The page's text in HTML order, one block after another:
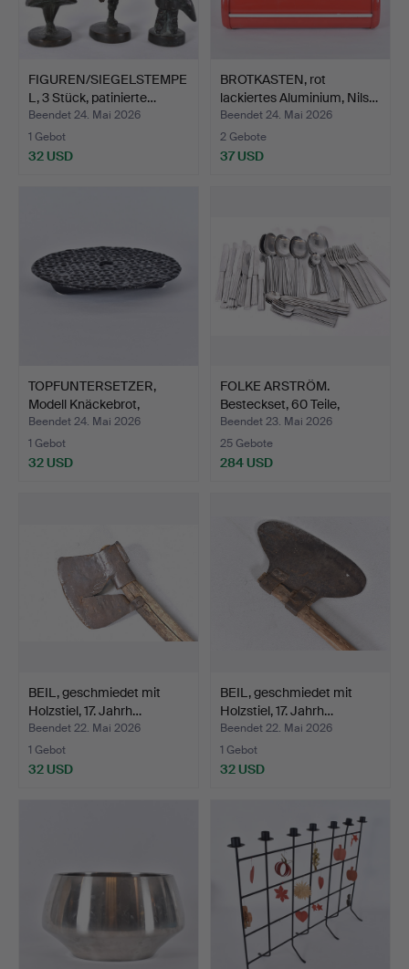
FIGUREN/SIEGELSTEMPE
L, 3 Stück, patinierte…
Beendet 24. Mai 2026
1 Gebot
32 USD
BROTKASTEN, rot
lackiertes Aluminium, Nils…
Beendet 24. Mai 2026
2 Gebote
37 USD
TOPFUNTERSETZER,
Modell Knäckebrot,
Gussei…
Beendet 24. Mai 2026
1 Gebot
32 USD
FOLKE ARSTRÖM.
Besteckset, 60 Teile,
Edels…
Beendet 23. Mai 2026
25 Gebote
284 USD
BEIL, geschmiedet mit
Holzstiel, 17. Jahrh…
Beendet 22. Mai 2026
1 Gebot
32 USD
BEIL, geschmiedet mit
Holzstiel, 17. Jahrh…
Beendet 22. Mai 2026
1 Gebot
32 USD